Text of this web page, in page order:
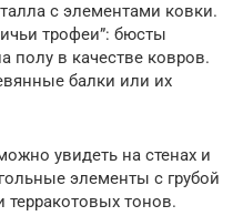
с элементами ковки.
трофеи”: бюсты
полу в качестве ковров.
балки или их
увидеть на стенах и
элементы с грубой
тонов.